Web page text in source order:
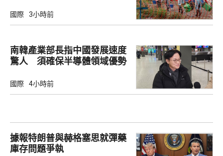
國際 3小時前
南韓產業部長指中國發展速度
驚人 須確保半導體領域優勢
國際 4小時前
據報特朗普與赫格塞思就彈藥
庫存問題爭執